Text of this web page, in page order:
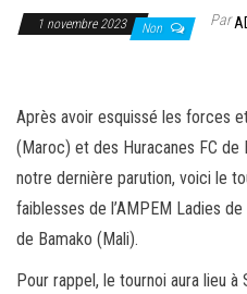
1 novembre 2023 Non Par
Après avoir esquissé les forces
(Maroc) et des Huracanes FC de
notre dernière parution, voici le
faiblesses de l’AMPEM Ladies
de Bamako (Mali).
Pour rappel, le tournoi aura lieu à